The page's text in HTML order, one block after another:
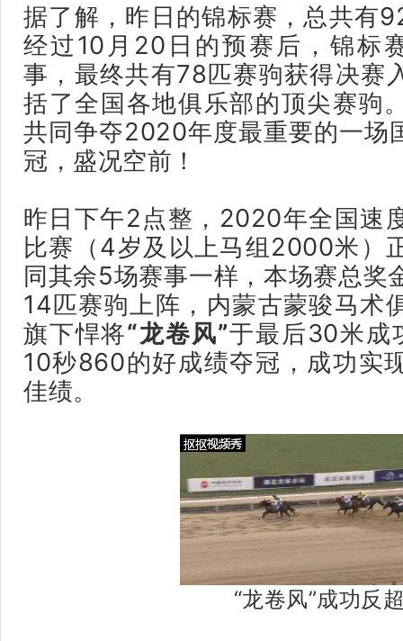
据了解，昨日的锦标赛，总共有
经过10月20日的预赛后，锦标
事，最终共有78匹赛驹获得决赛
括了全国各地俱乐部的顶尖赛驹
共同争夺2020年度最重要的一场
冠，盛况空前！
昨日下午2点整， 2020年全国速
比赛 （4岁及以上马组2000米 ）
同其余5场赛事一样，本场赛总奖
14匹赛驹上阵 ，内蒙古蒙骏马术
旗下悍将“龙卷风”于最后30米成
10秒860的好成绩夺冠，成功实
佳绩。
“龙卷风”成功反